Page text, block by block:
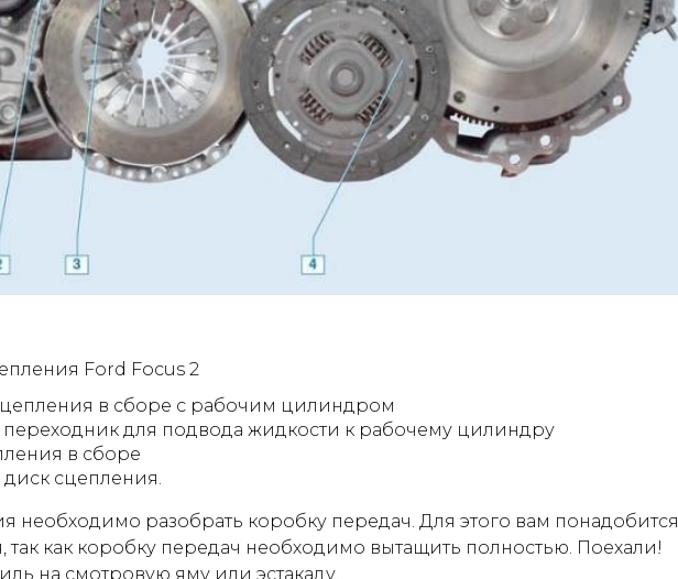
Ford Focus 2
в сборе с рабочим цилиндром
переходник для подвода жидкости к рабочему цилиндру
в сборе
сцепления.
необходимо разобрать коробку передач. Для этого вам понадобится
так как коробку передач необходимо вытащить полностью. Поехали!
на смотровую яму или эстакаду.